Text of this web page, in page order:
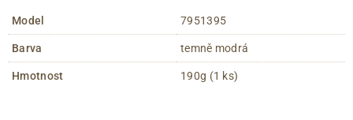
Model 7951395
Barva temně modrá
Hmotnost 190g (1 ks)